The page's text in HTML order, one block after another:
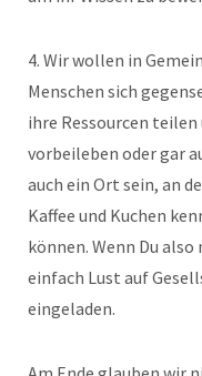
4. Wir wollen in
Menschen sich
ihre Ressourcen
vorbeileben oder gar
auch ein Ort sein, an
Kaffee und Kuchen
können. Wenn Du
einfach Lust auf
eingeladen.